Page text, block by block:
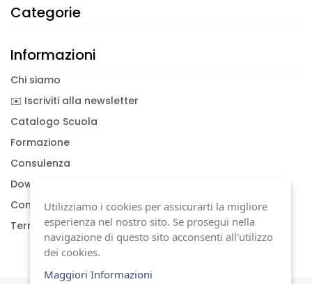
Categorie
Informazioni
Chi siamo
✉️ Iscriviti alla newsletter
Catalogo Scuola
Formazione
Consulenza
Download documenti
Condizioni generali
Termini di garanzia
Utilizziamo i cookies per assicurarti la migliore
esperienza nel nostro sito. Se prosegui nella
navigazione di questo sito acconsenti all'utilizzo
dei cookies.
Maggiori Informazioni